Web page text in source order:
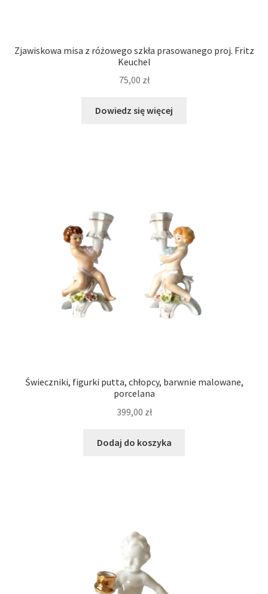
Zjawiskowa misa z różowego szkła prasowanego proj. Fritz
Keuchel
75,00 zł
Dowiedz się więcej
Świeczniki, figurki putta, chłopcy, barwnie malowane,
porcelana
399,00 zł
Dodaj do koszyka